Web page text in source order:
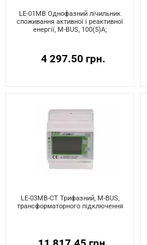
LE-01MB Однофазний лічильник
споживання активної і реактивної
енергії, M-BUS, 100(5)А;
4 297.50 грн.
LE-03MB-CT Трифазний, M-BUS,
трансформаторного підключення